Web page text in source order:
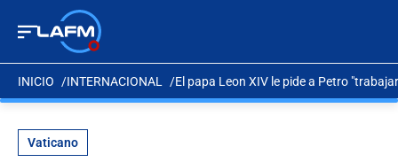
INICIO INTERNACIONAL El papa Leon XIV le pide a Petro
Vaticano